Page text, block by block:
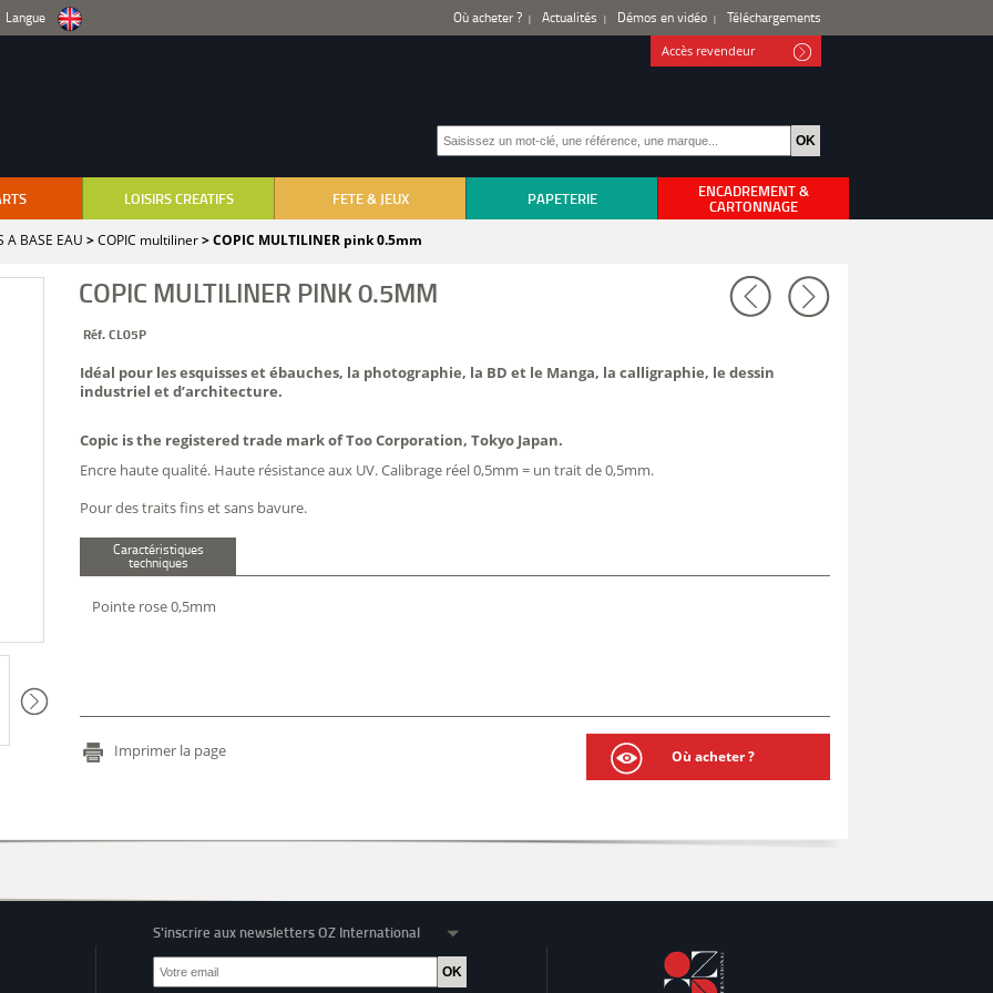
Langue Où acheter ? Actualités Démos en vidéo Téléchargements
Accès revendeur
LOISIRS CREATIFS FETE & JEUX PAPETERIE ENCADREMENT &
CARTONNAGE
A BASE EAU >COPIC multiliner> COPIC MULTILINER pink 0.5mm
COPIC MULTILINER PINK 0.5MM
Réf. CL05P
Idéal pour les esquisses et ébauches, la photographie, la BD et le Manga, la calligraphie, le dessin
industriel et d’architecture.
Copic is the registered trade mark of Too Corporation, Tokyo Japan.
Encre haute qualité. Haute résistance aux UV. Calibrage réel 0,5mm = un trait de 0,5mm.
Pour des traits fins et sans bavure.
Caractéristiques
techniques
Pointe rose 0,5mm
Imprimer la page Où acheter ?
S'inscrire aux newsletters OZ International